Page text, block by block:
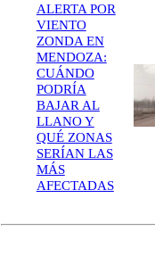
ALERTA POR
VIENTO
ZONDA EN
MENDOZA:
CUÁNDO
PODRÍA
BAJAR AL
LLANO Y
QUÉ ZONAS
SERÍAN LAS
MÁS
AFECTADAS